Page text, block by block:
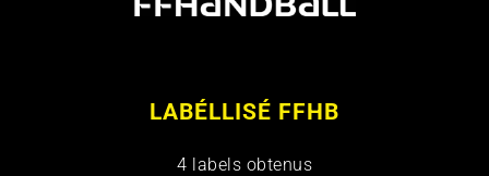
LABÉLLISÉ FFHB
4 labels obtenus